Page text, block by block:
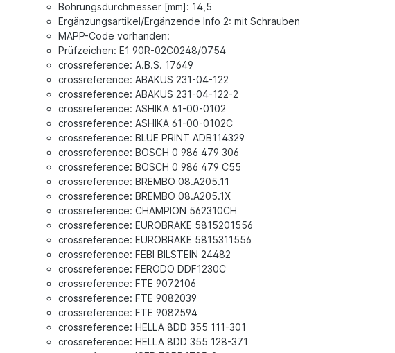
Bohrungsdurchmesser [mm]: 14,5
Ergänzungsartikel/Ergänzende Info 2: mit Schrauben
MAPP-Code vorhanden:
Prüfzeichen: E1 90R-02C0248/0754
crossreference: A.B.S. 17649
crossreference: ABAKUS 231-04-122
crossreference: ABAKUS 231-04-122-2
crossreference: ASHIKA 61-00-0102
crossreference: ASHIKA 61-00-0102C
crossreference: BLUE PRINT ADB114329
crossreference: BOSCH 0 986 479 306
crossreference: BOSCH 0 986 479 C55
crossreference: BREMBO 08.A205.11
crossreference: BREMBO 08.A205.1X
crossreference: CHAMPION 562310CH
crossreference: EUROBRAKE 5815201556
crossreference: EUROBRAKE 5815311556
crossreference: FEBI BILSTEIN 24482
crossreference: FERODO DDF1230C
crossreference: FTE 9072106
crossreference: FTE 9082039
crossreference: FTE 9082594
crossreference: HELLA 8DD 355 111-301
crossreference: HELLA 8DD 355 128-371